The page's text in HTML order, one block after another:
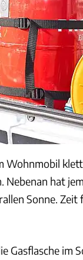
Wohnmobil
Nebenan hat
Sonne.
Gasflasche im